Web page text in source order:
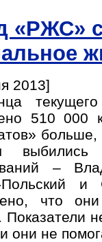
«РЖС»
2013]
510
выбились
–
и
что
Показатели
и они не